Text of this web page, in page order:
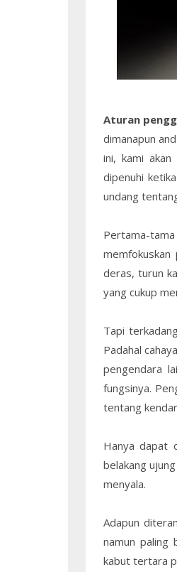
Aturan
dimanapun
ini, kami
dipenuhi
undang
Pertama-
deras, turun
yang cukup
Tapi
Padahal
pengendara
fungsinya.
tentang
Hanya dapat
belakang
menyala.
Adapun
namun paling
kabut tertara